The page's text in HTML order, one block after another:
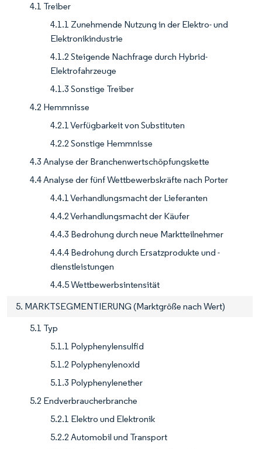
4.1 Treiber
4.1.1 Zunehmende Nutzung in der Elektro- und
Elektronikindustrie
4.1.2 Steigende Nachfrage durch Hybrid-
Elektrofahrzeuge
4.1.3 Sonstige Treiber
4.2 Hemmnisse
4.2.1 Verfügbarkeit von Substituten
4.2.2 Sonstige Hemmnisse
4.3 Analyse der Branchenwertschöpfungskette
4.4 Analyse der fünf Wettbewerbskräfte nach Porter
4.4.1 Verhandlungsmacht der Lieferanten
4.4.2 Verhandlungsmacht der Käufer
4.4.3 Bedrohung durch neue Marktteilnehmer
4.4.4 Bedrohung durch Ersatzprodukte und -
dienstleistungen
4.4.5 Wettbewerbsintensität
5. MARKTSEGMENTIERUNG (Marktgröße nach Wert)
5.1 Typ
5.1.1 Polyphenylensulfid
5.1.2 Polyphenylenoxid
5.1.3 Polyphenylenether
5.2 Endverbraucherbranche
5.2.1 Elektro und Elektronik
5.2.2 Automobil und Transport